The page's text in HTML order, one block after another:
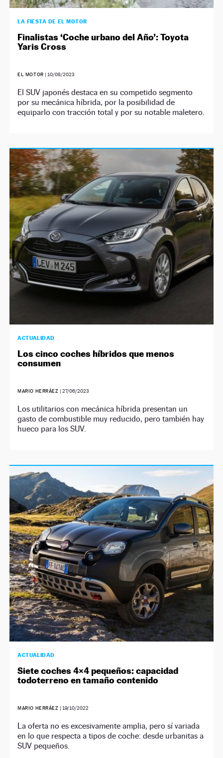
LA FIESTA DE EL MOTOR
Finalistas ‘Coche urbano del Año’: Toyota
Yaris Cross
EL MOTOR | 10/08/2023
El SUV japonés destaca en su competido segmento
por su mecánica híbrida, por la posibilidad de
equiparlo con tracción total y por su notable maletero.
ACTUALIDAD
Los cinco coches híbridos que menos
consumen
MARIO HERRÁEZ | 27/06/2023
Los utilitarios con mecánica híbrida presentan un
gasto de combustible muy reducido, pero también hay
hueco para los SUV.
ACTUALIDAD
Siete coches 4×4 pequeños: capacidad
todoterreno en tamaño contenido
MARIO HERRÁEZ | 19/10/2022
La oferta no es excesivamente amplia, pero sí variada
en lo que respecta a tipos de coche: desde urbanitas a
SUV pequeños.